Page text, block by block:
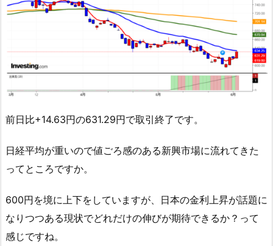
前日比+14.63円の631.29円で取引終了です。
日経平均が重いので値ごろ感のある新興市場に流れてきた
ってところですか。
600円を境に上下をしていますが、日本の金利上昇が話題に
なりつつある現状でどれだけの伸びが期待できるか？って
感じですね。